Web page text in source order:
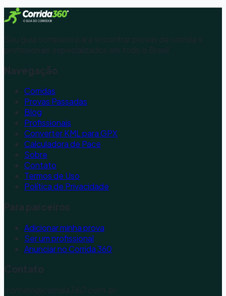
Seu guia completo para encontrar provas de corrida e
profissionais especializados em todo o Brasil.
Navegação
Corridas
Provas Passadas
Blog
Profissionais
Converter KML para GPX
Calculadora de Pace
Sobre
Contato
Termos de Uso
Política de Privacidade
Para parceiros
Adicionar minha prova
Ser um profissional
Anunciar no Corrida 360
Contato
contato@corrida360.com.br